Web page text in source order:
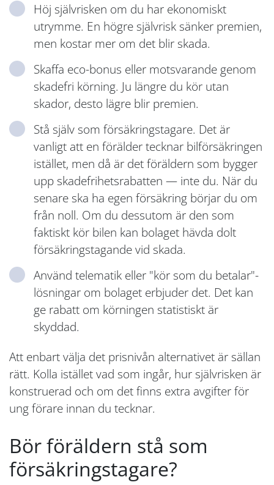
Höj självrisken om du har ekonomiskt
utrymme. En högre självrisk sänker premien,
men kostar mer om det blir skada.
Skaffa eco-bonus eller motsvarande genom
skadefri körning. Ju längre du kör utan
skador, desto lägre blir premien.
Stå själv som försäkringstagare. Det är
vanligt att en förälder tecknar bilförsäkringen
istället, men då är det föräldern som bygger
upp skadefrihetsrabatten — inte du. När du
senare ska ha egen försäkring börjar du om
från noll. Om du dessutom är den som
faktiskt kör bilen kan bolaget hävda dolt
försäkringstagande vid skada.
Använd telematik eller "kör som du betalar"-
lösningar om bolaget erbjuder det. Det kan
ge rabatt om körningen statistiskt är
skyddad.
Att enbart välja det prisnivån alternativet är sällan
rätt. Kolla istället vad som ingår, hur självrisken är
konstruerad och om det finns extra avgifter för
ung förare innan du tecknar.
Bör föräldern stå som
försäkringstagare?